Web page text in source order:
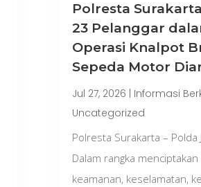
Polresta
23 Pelanggar
Operasi Knalpot
Sepeda Motor
Jul 27, 2026 Informasi
Uncategorized
Polresta Surakarta – Polda
Dalam rangka
keamanan, keselamatan,